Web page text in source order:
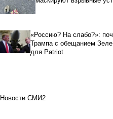
«Россию? На слабо?»:
Трампа с обещанием
для Patriot
Новости СМИ2